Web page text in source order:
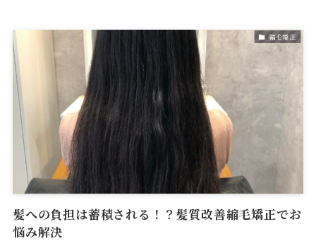
縮毛矯正
髪への負担は蓄積される！？髪質改善縮毛矯正でお
悩み解決